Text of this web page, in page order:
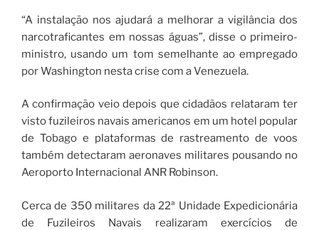
“A instalação nos ajudará a melhorar a vigilância dos
narcotraficantes em nossas águas”, disse o primeiro-
ministro, usando um tom semelhante ao empregado
por Washington nesta crise com a Venezuela.
A confirmação veio depois que cidadãos relataram ter
visto fuzileiros navais americanos em um hotel popular
de Tobago e plataformas de rastreamento de voos
também detectaram aeronaves militares pousando no
Aeroporto Internacional ANR Robinson.
Cerca de 350 militares da 22ª Unidade Expedicionária
de Fuzileiros Navais realizaram exercícios de